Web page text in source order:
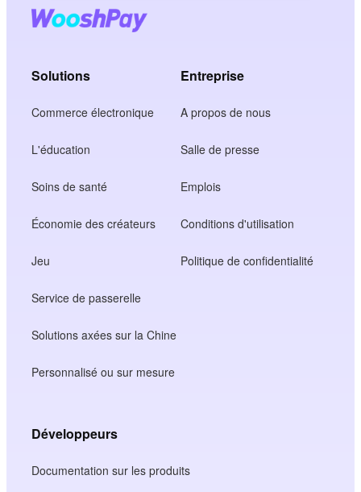
Solutions
Commerce électronique
L'éducation
Soins de santé
Économie des créateurs
Jeu
Service de passerelle
Solutions axées sur la Chine
Personnalisé ou sur mesure
Entreprise
A propos de nous
Salle de presse
Emplois
Conditions d'utilisation
Politique de confidentialité
Développeurs
Documentation sur les produits